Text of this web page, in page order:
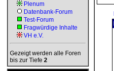
Plenum
Datenbank-Forum
Test-Forum
Fragwürdige Inhalte
VH e.V.
Gezeigt werden alle Foren
bis zur Tiefe 2